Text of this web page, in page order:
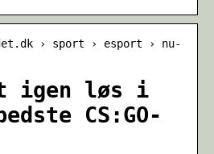
› sport › esport › nu-
igen løs i
CS:GO-